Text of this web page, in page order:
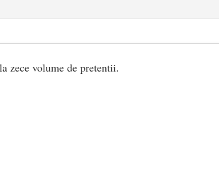
zece volume de pretentii.